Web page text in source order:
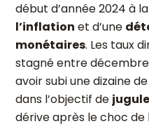
début d’année 2024 à
l’inflation et d’une
monétaires. Les taux
stagné entre
avoir subi une dizaine
dans l’objectif de
dérive après le choc de